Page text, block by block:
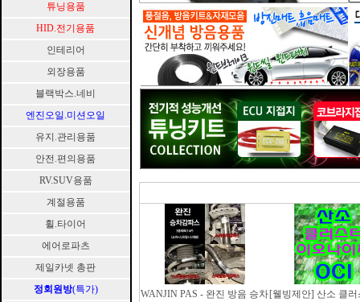
튜닝용품
HID.전기용품
인테리어
외장용품
블랙박스.네비
엔진오일.미션오일
유지.관리용품
안전.편의용품
RV.SUV용품
계절용품
휠.타이어
에어로파츠
제일카넷 총판
정회원방(특가)
WANJIN PAS - 완진 방음 승차 [웰빙제안] 산소 클